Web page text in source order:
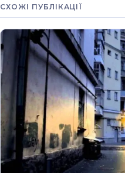
СХОЖІ ПУБЛІКАЦІЇ